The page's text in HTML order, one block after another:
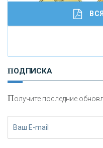
И
сохранения и
ПОДПИСКА
Получите последние